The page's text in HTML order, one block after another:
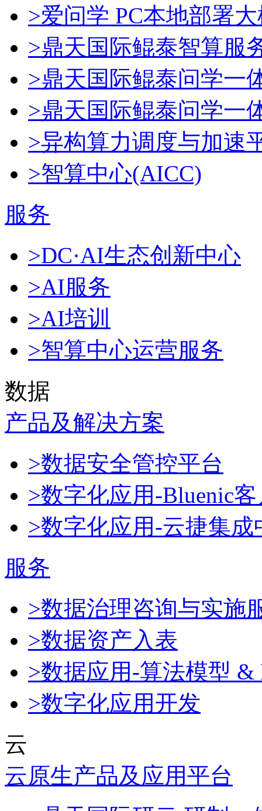
>爱问学 PC本地部署
>鼎天国际鲲泰智算服
>鼎天国际鲲泰问学一
>鼎天国际鲲泰问学一
>异构算力调度与加速
>智算中心(AICC)
服务
>DC·AI生态创新中心
>AI服务
>AI培训
>智算中心运营服务
数据
产品及解决方案
>数据安全管控平台
>数字化应用-Bluenic
>数字化应用-云捷集成
服务
>数据治理咨询与实施
>数据资产入表
>数据应用-算法模型 &
>数字化应用开发
云
云原生产品及应用平台